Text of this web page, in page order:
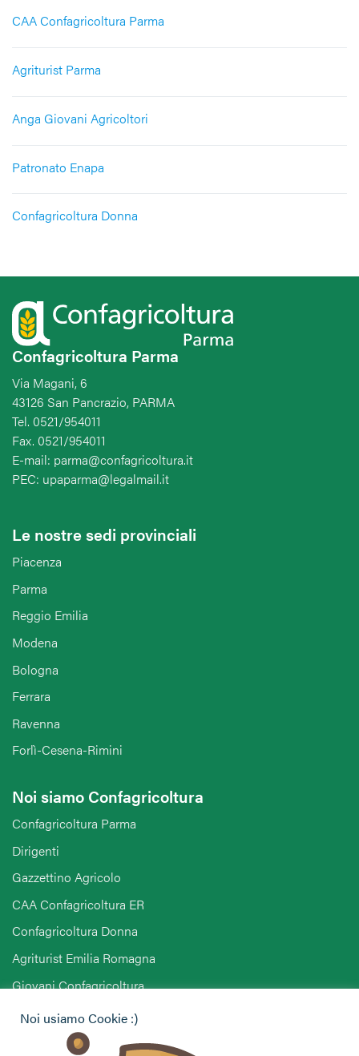
CAA Confagricoltura Parma
Agriturist Parma
Anga Giovani Agricoltori
Patronato Enapa
Confagricoltura Donna
Confagricoltura Parma
Via Magani, 6
43126 San Pancrazio, PARMA
Tel. 0521/954011
Fax. 0521/954011
E-mail: parma@confagricoltura.it
PEC: upaparma@legalmail.it
Le nostre sedi provinciali
Piacenza
Parma
Reggio Emilia
Modena
Bologna
Ferrara
Ravenna
Forlì-Cesena-Rimini
Noi siamo Confagricoltura
Confagricoltura Parma
Dirigenti
Gazzettino Agricolo
CAA Confagricoltura ER
Confagricoltura Donna
Agriturist Emilia Romagna
Giovani Confagricoltura
Pensionati Confagricoltura
Noi usiamo Cookie :)